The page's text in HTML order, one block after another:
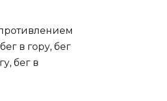
в гору, бег
бег в